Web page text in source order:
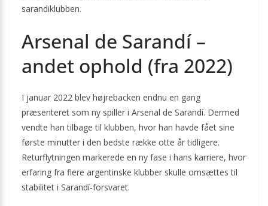
sarandiklubben.
Arsenal de Sarandí –
andet ophold (fra 2022)
I januar 2022 blev højrebacken endnu en gang
præsenteret som ny spiller i Arsenal de Sarandí. Dermed
vendte han tilbage til klubben, hvor han havde fået sine
første minutter i den bedste række otte år tidligere.
Returflytningen markerede en ny fase i hans karriere, hvor
erfaring fra flere argentinske klubber skulle omsættes til
stabilitet i Sarandí-forsvaret.